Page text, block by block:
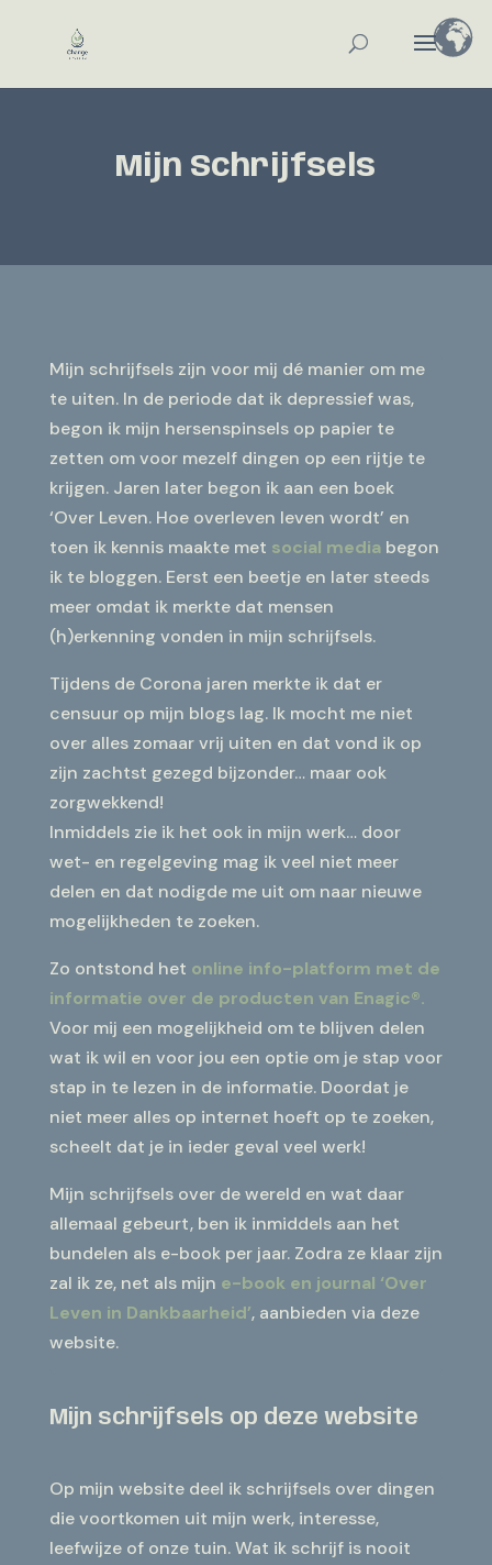
Mijn Schrijfsels
Mijn schrijfsels zijn voor mij dé manier om me
te uiten. In de periode dat ik depressief was,
begon ik mijn hersenspinsels op papier te
zetten om voor mezelf dingen op een rijtje te
krijgen. Jaren later begon ik aan een boek
‘Over Leven. Hoe overleven leven wordt’ en
toen ik kennis maakte met social media begon
ik te bloggen. Eerst een beetje en later steeds
meer omdat ik merkte dat mensen
(h)erkenning vonden in mijn schrijfsels.
Tijdens de Corona jaren merkte ik dat er
censuur op mijn blogs lag. Ik mocht me niet
over alles zomaar vrij uiten en dat vond ik op
zijn zachtst gezegd bijzonder… maar ook
zorgwekkend!
Inmiddels zie ik het ook in mijn werk… door
wet- en regelgeving mag ik veel niet meer
delen en dat nodigde me uit om naar nieuwe
mogelijkheden te zoeken.
Zo ontstond het online info-platform met de
informatie over de producten van Enagic®.
Voor mij een mogelijkheid om te blijven delen
wat ik wil en voor jou een optie om je stap voor
stap in te lezen in de informatie. Doordat je
niet meer alles op internet hoeft op te zoeken,
scheelt dat je in ieder geval veel werk!
Mijn schrijfsels over de wereld en wat daar
allemaal gebeurt, ben ik inmiddels aan het
bundelen als e-book per jaar. Zodra ze klaar zijn
zal ik ze, net als mijn e-book en journal ‘Over
Leven in Dankbaarheid’, aanbieden via deze
website.
Mijn schrijfsels op deze website
Op mijn website deel ik schrijfsels over dingen
die voortkomen uit mijn werk, interesse,
leefwijze of onze tuin. Wat ik schrijf is nooit